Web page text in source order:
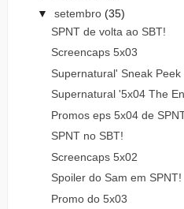
▼ setembro (35)
SPNT de volta ao SBT!
Screencaps 5x03
Supernatural' Sneak
Supernatural '5x04 The
Promos eps 5x04 de
SPNT no SBT!
Screencaps 5x02
Spoiler do Sam em SPNT!
Promo do 5x03